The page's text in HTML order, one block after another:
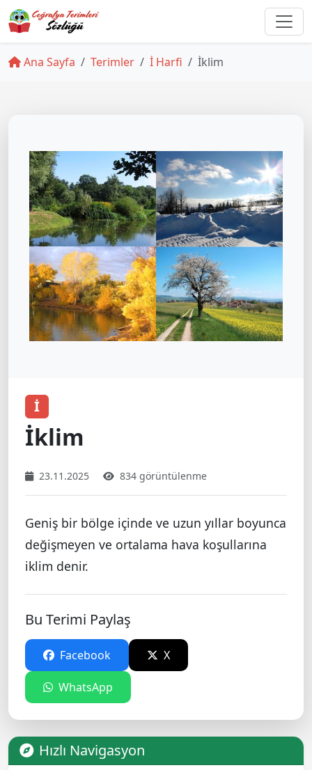
Ana Sayfa Terimler İ Harfi İklim
İ
İklim
23.11.2025 834 görüntülenme
Geniş bir bölge içinde ve uzun yıllar boyunca
değişmeyen ve ortalama hava koşullarına
iklim denir.
Bu Terimi Paylaş
Facebook X
WhatsApp
Hızlı Navigasyon